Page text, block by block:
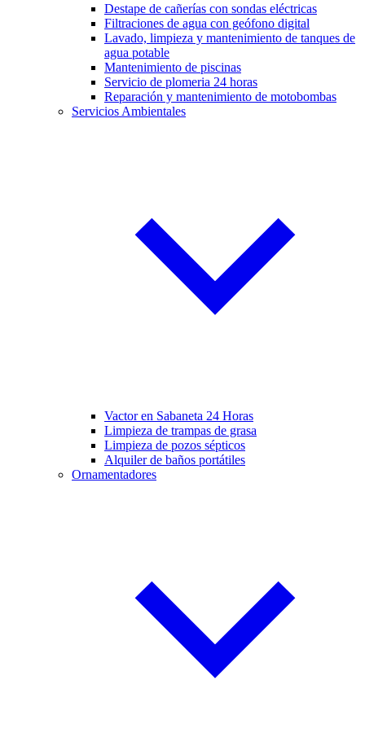
Destape de cañerías con sondas eléctricas
Filtraciones de agua con geófono digital
Lavado, limpieza y mantenimiento de tanques de
agua potable
Mantenimiento de piscinas
Servicio de plomeria 24 horas
Reparación y mantenimiento de motobombas
Servicios Ambientales
Vactor en Sabaneta 24 Horas
Limpieza de trampas de grasa
Limpieza de pozos sépticos
Alquiler de baños portátiles
Ornamentadores